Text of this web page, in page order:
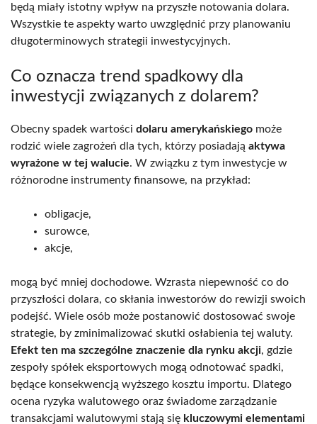
będą miały istotny wpływ na przyszłe notowania dolara.
Wszystkie te aspekty warto uwzględnić przy planowaniu
długoterminowych strategii inwestycyjnych.
Co oznacza trend spadkowy dla
inwestycji związanych z dolarem?
Obecny spadek wartości dolaru amerykańskiego może
rodzić wiele zagrożeń dla tych, którzy posiadają aktywa
wyrażone w tej walucie. W związku z tym inwestycje w
różnorodne instrumenty finansowe, na przykład:
obligacje,
surowce,
akcje,
mogą być mniej dochodowe. Wzrasta niepewność co do
przyszłości dolara, co skłania inwestorów do rewizji swoich
podejść. Wiele osób może postanowić dostosować swoje
strategie, by zminimalizować skutki osłabienia tej waluty.
Efekt ten ma szczególne znaczenie dla rynku akcji, gdzie
zespoły spółek eksportowych mogą odnotować spadki,
będące konsekwencją wyższego kosztu importu. Dlatego
ocena ryzyka walutowego oraz świadome zarządzanie
transakcjami walutowymi stają się kluczowymi elementami